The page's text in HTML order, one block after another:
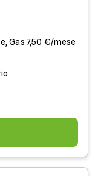
Gas 7,50 €/mese